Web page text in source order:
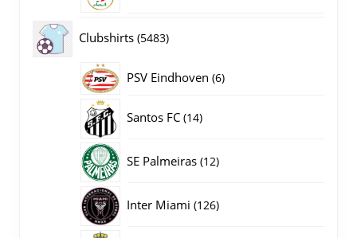
Clubshirts 54835483
producten
PSV Eindhoven 66
Santos FC 1414
SE Palmeiras 1212
Inter Miami 126126